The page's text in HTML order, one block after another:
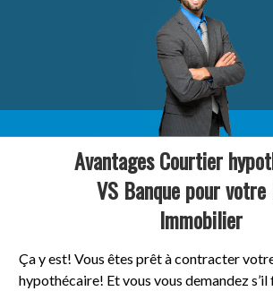
Avantages Courtier
VS Banque pour
Immobilier
Ça y est! Vous êtes prêt à contracter
hypothécaire! Et vous vous demandez